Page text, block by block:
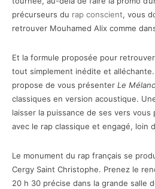
précurseurs du rap conscient, vous
retrouver Mouhamed Alix comme
Et la formule proposée pour
tout simplement inédite et
propose de vous présenter Le
classiques en version acoustique.
laisser la puissance de ses vers
avec le rap classique et engagé, loin
Le monument du rap français se
Cergy Saint Christophe. Prenez le
20 h 30 précise dans la grande salle